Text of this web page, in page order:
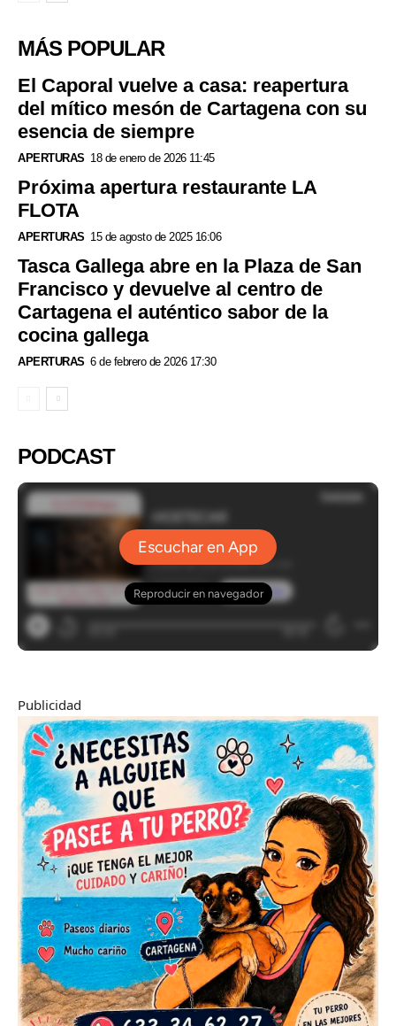
MÁS POPULAR
El Caporal vuelve a casa: reapertura
del mítico mesón de Cartagena con su
esencia de siempre
APERTURAS 18 de enero de 2026 11:45
Próxima apertura restaurante LA
FLOTA
APERTURAS 15 de agosto de 2025 16:06
Tasca Gallega abre en la Plaza de San
Francisco y devuelve al centro de
Cartagena el auténtico sabor de la
cocina gallega
APERTURAS 6 de febrero de 2026 17:30
PODCAST
Publicidad